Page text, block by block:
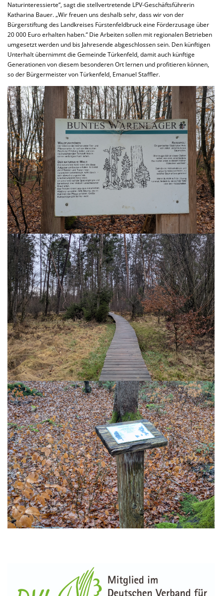
Naturinteressierte“, sagt die stellvertretende LPV-Geschäftsführerin
Katharina Bauer. „Wir freuen uns deshalb sehr, dass wir von der
Bürgerstiftung des Landkreises Fürstenfeldbruck eine Förderzusage über
20 000 Euro erhalten haben.“ Die Arbeiten sollen mit regionalen Betrieben
umgesetzt werden und bis Jahresende abgeschlossen sein. Den künftigen
Unterhalt übernimmt die Gemeinde Türkenfeld, damit auch künftige
Generationen von diesem besonderen Ort lernen und profitieren können,
so der Bürgermeister von Türkenfeld, Emanuel Staffler.